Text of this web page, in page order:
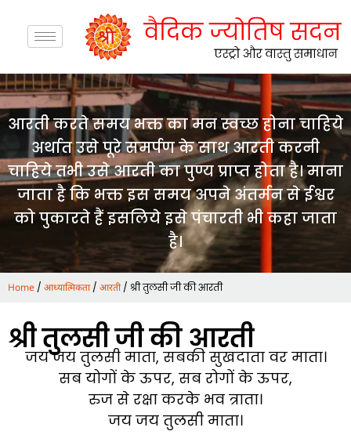
आरती करते समय भक्त का मन स्वच्छ होना चाहिये
अर्थात उसे पूरे समर्पण के साथ आरती करनी
चाहिये तभी उसे आरती का पुण्य प्राप्त होता है। माना
जाता है कि भक्त इस समय अपने अंतर्मन से ईश्वर
को पुकारते हैं इसलिये इसे पंचारती भी कहा जाता
है।
Home / आध्यात्मिकता/ आरती/ श्री तुलसी जी की आरती
श्री तुलसी जी की आरती
जय जय तुलसी माता, सबकी सुखदाता वर माता।
सब योगों के ऊपर, सब रोगों के ऊपर,
रुज से रक्षा करके भव त्राता।
जय जय तुलसी माता।